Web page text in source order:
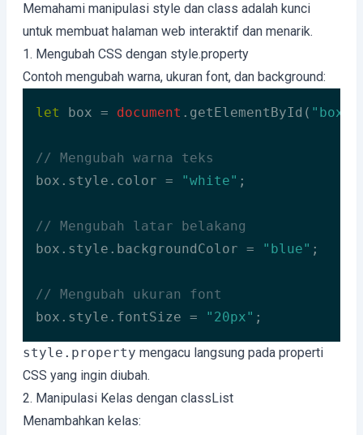
Memahami manipulasi style dan class adalah kunci
untuk membuat halaman web interaktif dan menarik.
1. Mengubah CSS dengan style.property
Contoh mengubah warna, ukuran font, dan background:
let box = document .getElementById( "box"
// Mengubah warna teks
box.style.color =
"white" ;
// Mengubah latar belakang
box.style.backgroundColor =
"blue" ;
// Mengubah ukuran font
box.style.fontSize =
"20px" ;
Code language: JavaScript (javascript)
style.property mengacu langsung pada properti
CSS yang ingin diubah.
2. Manipulasi Kelas dengan classList
Menambahkan kelas: